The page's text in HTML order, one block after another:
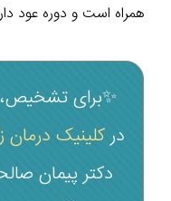
همراه است و دوره عود
✨برای تشخیص،
درکلینیک درمان
دکتر پیمان